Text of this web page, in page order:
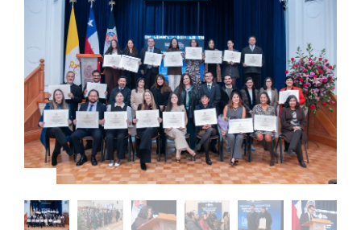
Postgrado
Formación Continua
Estudiantes
Académicos
Funcionarios
Alumni